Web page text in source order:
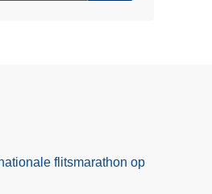
flitsmarathon op